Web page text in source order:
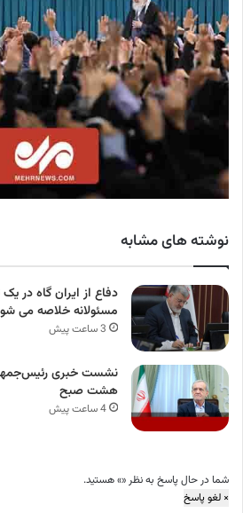
نوشته های مشابه
دفاع از ایران گاه در
مسئولانه خلاصه
3 ساعت پیش
نشست خبری
هشت صبح
4 ساعت پیش
شما در حال پاسخ به نظر «» هستید.
× لغو پاسخ